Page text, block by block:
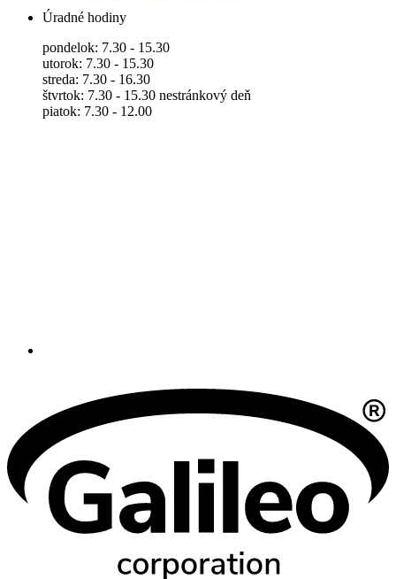
Úradné hodiny
pondelok: 7.30 - 15.30
utorok: 7.30 - 15.30
streda: 7.30 - 16.30
štvrtok: 7.30 - 15.30 nestránkový deň
piatok: 7.30 - 12.00